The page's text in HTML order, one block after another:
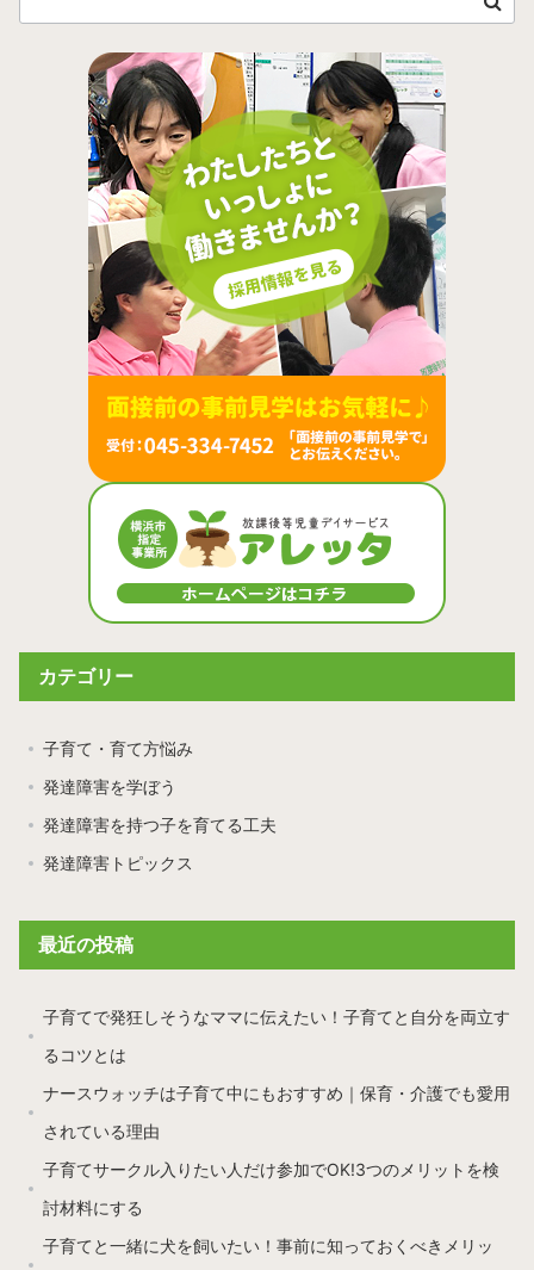
カテゴリー
子育て・育て方悩み
発達障害を学ぼう
発達障害を持つ子を育てる工夫
発達障害トピックス
最近の投稿
子育てで発狂しそうなママに伝えたい！子育てと自分を両立す
るコツとは
ナースウォッチは子育て中にもおすすめ｜保育・介護でも愛用
されている理由
子育てサークル入りたい人だけ参加でOK!3つのメリットを検
討材料にする
子育てと一緒に犬を飼いたい！事前に知っておくべきメリッ